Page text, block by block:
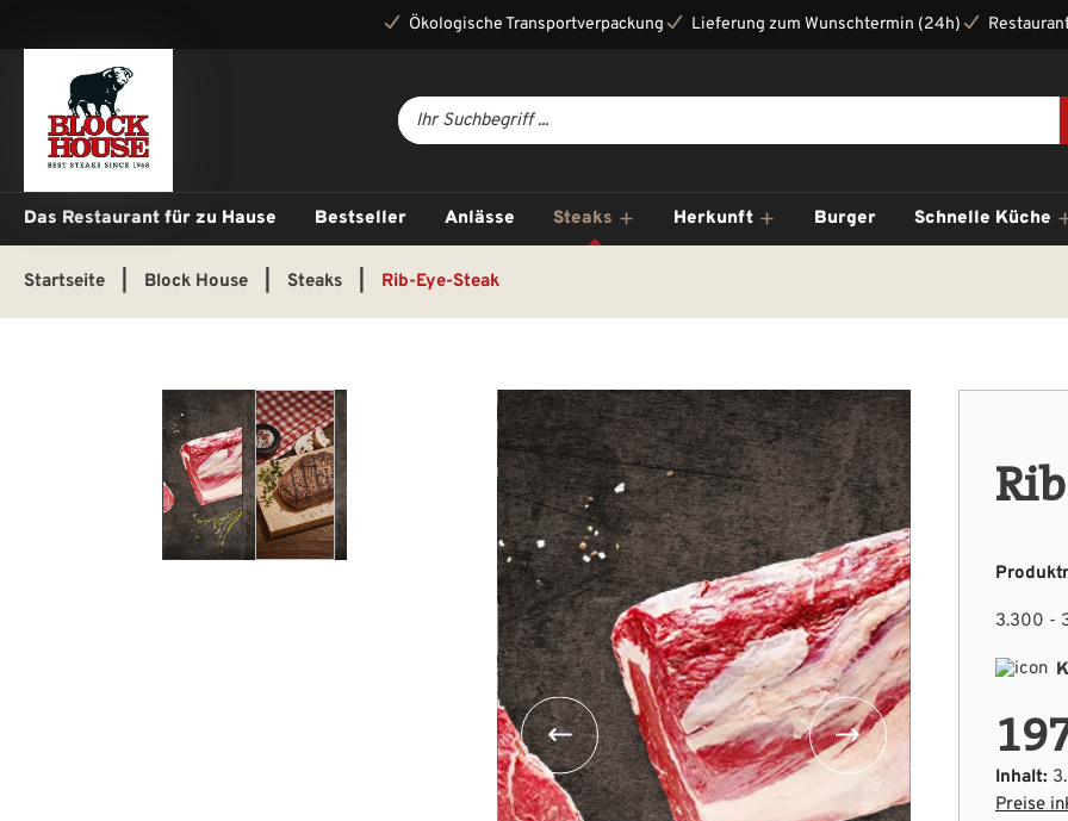
Ökologische Transportverpackung Lieferung zum Wunschtermin (24h)
Das Restaurant für zu Hause Bestseller Anlässe Steaks Herkunft Burger Schnelle Küche
Startseite Block House Steaks Rib-Eye-Steak
Bildergalerie überspringen
3.300 -
Inhalt:
Preise